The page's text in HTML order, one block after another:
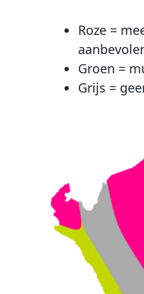
Roze =
Groen =
Grijs =